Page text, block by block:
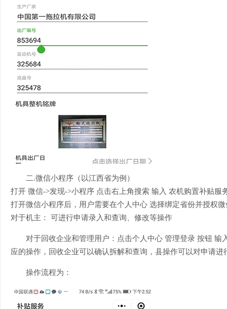
二.微信小程序（以江西省为例）
打开 微信->发现->小程序 点击右上角搜索 输入 农机购置补贴
打开微信小程序后，用户需要在个人中心 选择绑定省份并授权
对于机主：
可进行申请录入和查询、修改等操作
对于回收企业和管理用户：点击个人中心 管理登录 按钮 输
应的操作，回收企业可以确认拆解和查询，县操作可以对申请
操作流程为：